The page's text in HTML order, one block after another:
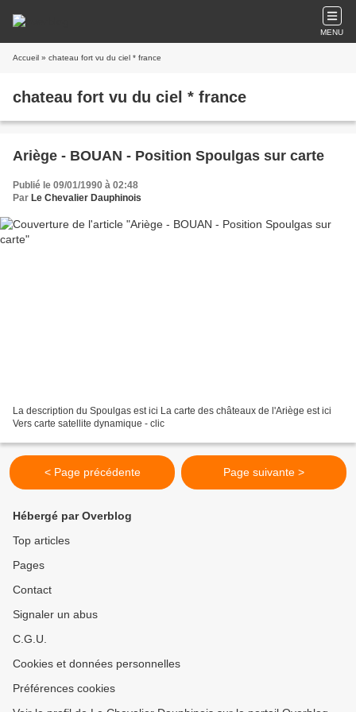
MENU
Accueil » chateau fort vu du ciel * france
chateau fort vu du ciel * france
Ariège - BOUAN - Position Spoulgas sur carte
Publié le 09/01/1990 à 02:48
Par Le Chevalier Dauphinois
La description du Spoulgas est ici La carte des châteaux de l'Ariège est ici
Vers carte satellite dynamique - clic
< Page précédente Page suivante >
Hébergé par Overblog
Top articles
Pages
Contact
Signaler un abus
C.G.U.
Cookies et données personnelles
Préférences cookies